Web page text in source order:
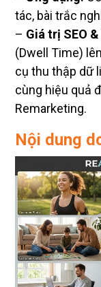
tác, bài trắc
– Giá trị SEO
(Dwell Time)
cụ thu thập dữ
cùng hiệu quả
Remarketing.
Nội dung